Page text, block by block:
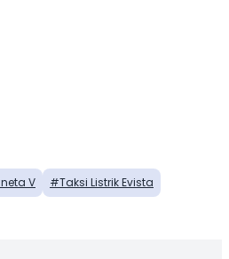
neta V
Taksi Listrik Evista